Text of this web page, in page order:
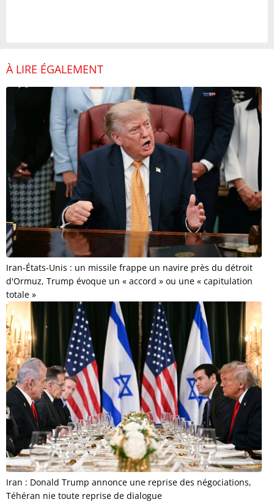
À LIRE ÉGALEMENT
Iran-États-Unis : un missile frappe un navire près du détroit
d'Ormuz, Trump évoque un « accord » ou une « capitulation
totale »
Iran : Donald Trump annonce une reprise des négociations,
Téhéran nie toute reprise de dialogue